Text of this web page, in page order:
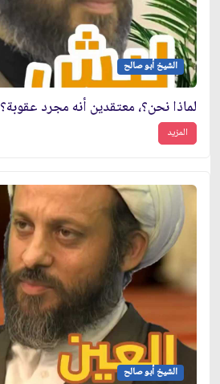
الشيخ أبو صالح
لماذا نحن؟، معتقدين أنه مجرد عقوبة؟
المزيد
الشيخ أبو صالح